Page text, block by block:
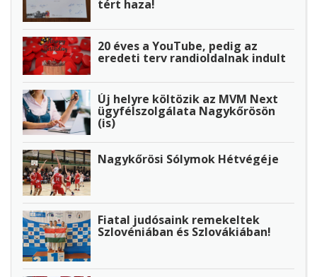
tért haza!
20 éves a YouTube, pedig az
eredeti terv randioldalnak indult
Új helyre költözik az MVM Next
ügyfélszolgálata Nagykőrösön
(is)
Nagykőrösi Sólymok Hétvégéje
Fiatal judósaink remekeltek
Szlovéniában és Szlovákiában!